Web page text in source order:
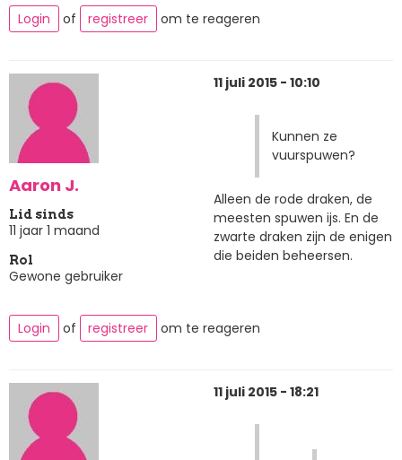
Login
of registreer om te reageren
Aaron J.
Lid sinds
11 jaar 1 maand
Rol
Gewone gebruiker
11 juli 2015 - 10:10
Kunnen ze
vuurspuwen?
Alleen de rode draken, de
meesten spuwen ijs. En de
zwarte draken zijn de enigen
die beiden beheersen.
Login of registreer om te reageren
11 juli 2015 - 18:21